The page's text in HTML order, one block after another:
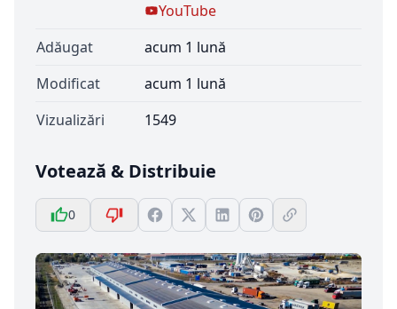
YouTube
Adăugat
acum 1 lună
Modificat
acum 1 lună
Vizualizări
1549
Votează & Distribuie
0